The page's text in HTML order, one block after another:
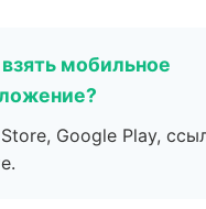
мобильное
Google Play,